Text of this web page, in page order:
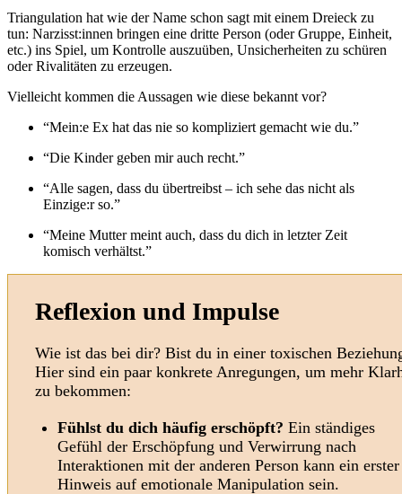
Triangulation hat wie der Name schon sagt mit einem Dreieck zu
tun: Narzisst:innen bringen eine dritte Person (oder Gruppe, Einheit,
etc.) ins Spiel, um Kontrolle auszuüben, Unsicherheiten zu schüren
oder Rivalitäten zu erzeugen.
Vielleicht kommen die Aussagen wie diese bekannt vor?
“Mein:e Ex hat das nie so kompliziert gemacht wie du.”
“Die Kinder geben mir auch recht.”
“Alle sagen, dass du übertreibst – ich sehe das nicht als
Einzige:r so.”
“Meine Mutter meint auch, dass du dich in letzter Zeit
komisch verhältst.”
Reflexion und Impulse
Wie ist das bei dir? Bist du in einer toxischen
Hier sind ein paar konkrete Anregungen, um mehr
zu bekommen:
Fühlst du dich häufig erschöpft? Ein ständiges
Gefühl der Erschöpfung und Verwirrung nach
Interaktionen mit der anderen Person kann ein erster
Hinweis auf emotionale Manipulation sein.